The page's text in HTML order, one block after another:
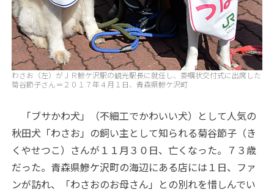
わさお（左）がＪＲ鰺ケ沢駅の観光駅長に就任し、委嘱状交付式に出席した
菊谷節子さん＝２０１７年４月１日、青森県鰺ケ沢町
「ブサかわ犬」（不細工でかわいい犬）として人気の
秋田犬「わさお」の飼い主として知られる菊谷節子（き
くやせつこ）さんが１１月３０日、亡くなった。７３歳
だった。青森県鰺ケ沢町の海辺にある店には１日、ファ
ンが訪れ、「わさおのお母さん」との別れを惜しんでい